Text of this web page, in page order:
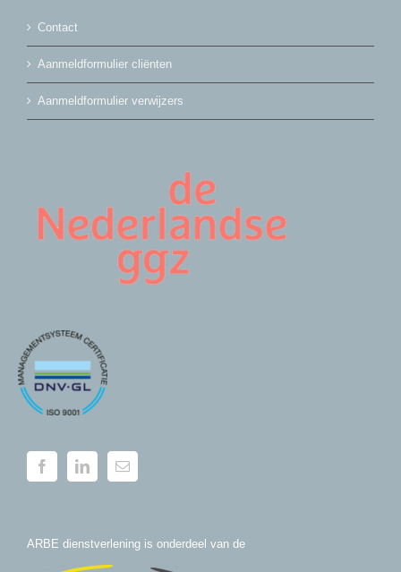
Contact
Aanmeldformulier cliënten
Aanmeldformulier verwijzers
ARBE dienstverlening is onderdeel van de